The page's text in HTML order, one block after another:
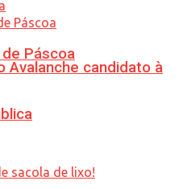
Avalanche candidato à
Páscoa